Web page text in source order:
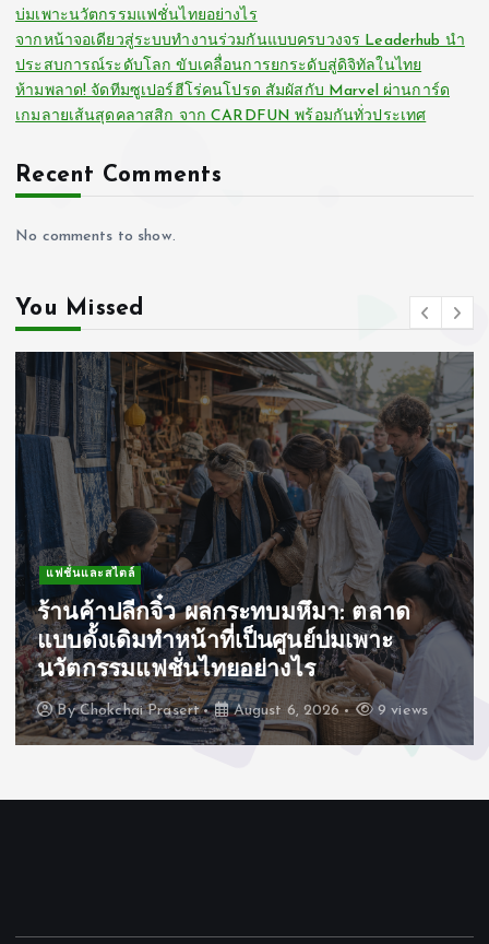
บ่มเพาะนวัตกรรมแฟชั่นไทยอย่างไร
จากหน้าจอเดียวสู่ระบบทำงานร่วมกันแบบครบวงจร Leaderhub นำ
ประสบการณ์ระดับโลก ขับเคลื่อนการยกระดับสู่ดิจิทัลในไทย
ห้ามพลาด! จัดทีมซูเปอร์ฮีโร่คนโปรด สัมผัสกับ Marvel ผ่านการ์ด
เกมลายเส้นสุดคลาสสิก จาก CARDFUN พร้อมกันทั่วประเทศ
Recent Comments
No comments to show.
You Missed
แฟชั่นและสไตล์
ร้านค้าปลีกจิ๋ว ผลกระทบมหึมา: ตลาด
แบบดั้งเดิมทำหน้าที่เป็นศูนย์บ่มเพาะ
นวัตกรรมแฟชั่นไทยอย่างไร
ByChokchai Prasert August 6, 2026 9 views